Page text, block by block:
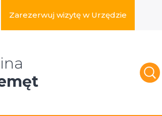
Zarezerwuj wizytę w Urzędzie
w serwisie